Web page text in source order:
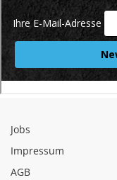
Jobs
Impressum
AGB